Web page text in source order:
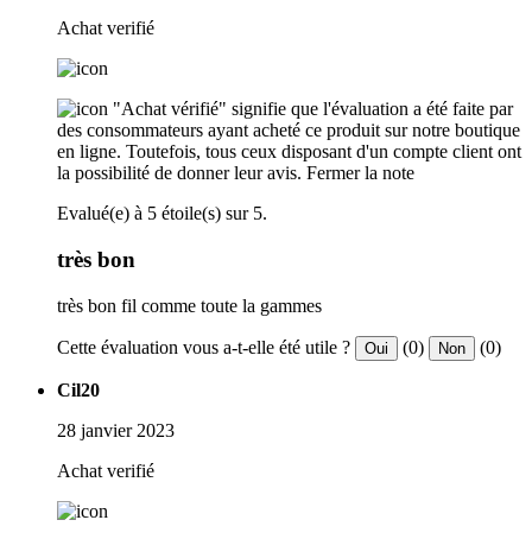
Achat verifié
"Achat vérifié" signifie que l'évaluation a été faite par
des consommateurs ayant acheté ce produit sur notre boutique
en ligne. Toutefois, tous ceux disposant d'un compte client ont
la possibilité de donner leur avis. Fermer la note
Evalué(e) à 5 étoile(s) sur 5.
très bon
très bon fil comme toute la gammes
Cette évaluation vous a-t-elle été utile ? Oui (0) Non (0)
Cil20
28 janvier 2023
Achat verifié